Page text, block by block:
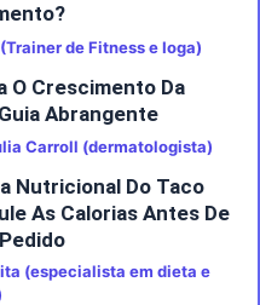
de Fitness e Ioga)
O Crescimento Da
Abrangente
Carroll (dermatologista)
Nutricional Do Taco
As Calorias Antes De
(especialista em dieta e